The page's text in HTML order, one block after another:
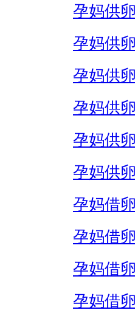
孕妈供
孕妈供
孕妈供
孕妈供
孕妈供
孕妈供
孕妈借
孕妈借
孕妈借
孕妈借